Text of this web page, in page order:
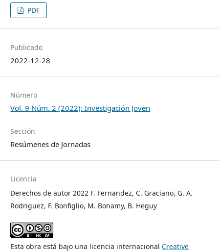
PDF
Publicado
2022-12-28
Número
Vol. 9 Núm. 2 (2022): Investigación Joven
Sección
Resúmenes de Jornadas
Licencia
Derechos de autor 2022 F. Fernandez, C. Graciano, G. A.
Rodriguez, F. Bonfiglio, M. Bonamy, B. Heguy
Esta obra está bajo una licencia internacionalCreative